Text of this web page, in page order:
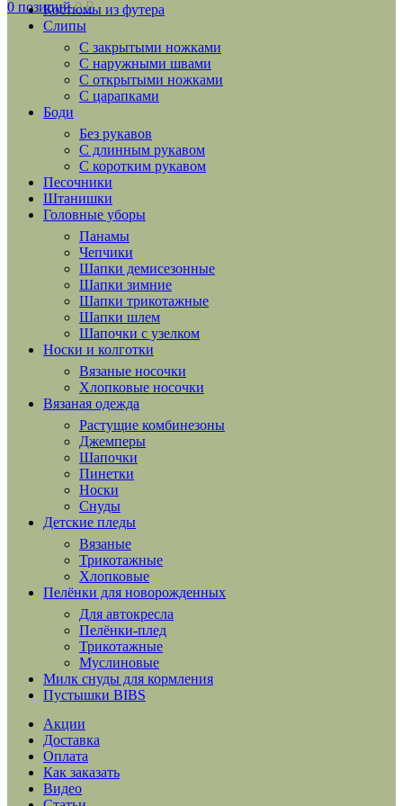
0 позиций 0₽
Костюмы из футера
Слипы
С закрытыми ножками
С наружными швами
С открытыми ножками
С царапками
Боди
Без рукавов
С длинным рукавом
С коротким рукавом
Песочники
Штанишки
Головные уборы
Панамы
Чепчики
Шапки демисезонные
Шапки зимние
Шапки трикотажные
Шапки шлем
Шапочки с узелком
Носки и колготки
Вязаные носочки
Хлопковые носочки
Вязаная одежда
Растущие комбинезоны
Джемперы
Шапочки
Пинетки
Носки
Снуды
Детские пледы
Вязаные
Трикотажные
Хлопковые
Пелёнки для новорожденных
Для автокресла
Пелёнки-плед
Трикотажные
Муслиновые
Милк снуды для кормления
Пустышки BIBS
Акции
Доставка
Оплата
Как заказать
Видео